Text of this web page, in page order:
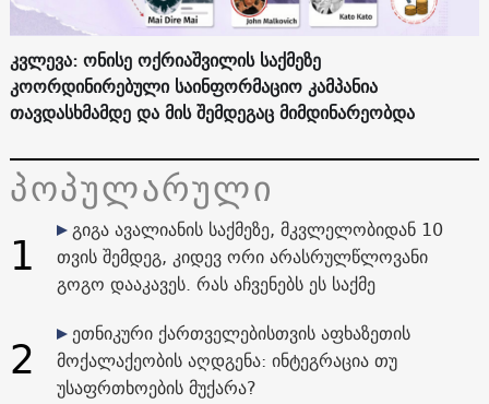
კვლევა: ონისე ოქრიაშვილის საქმეზე
კოორდინირებული საინფორმაციო კამპანია
თავდასხმამდე და მის შემდეგაც მიმდინარეობდა
პოპულარული
1
გიგა ავალიანის საქმეზე, მკვლელობიდან 10
თვის შემდეგ, კიდევ ორი არასრულწლოვანი
გოგო დააკავეს. რას აჩვენებს ეს საქმე
2
ეთნიკური ქართველებისთვის აფხაზეთის
მოქალაქეობის აღდგენა: ინტეგრაცია თუ
უსაფრთხოების მუქარა?